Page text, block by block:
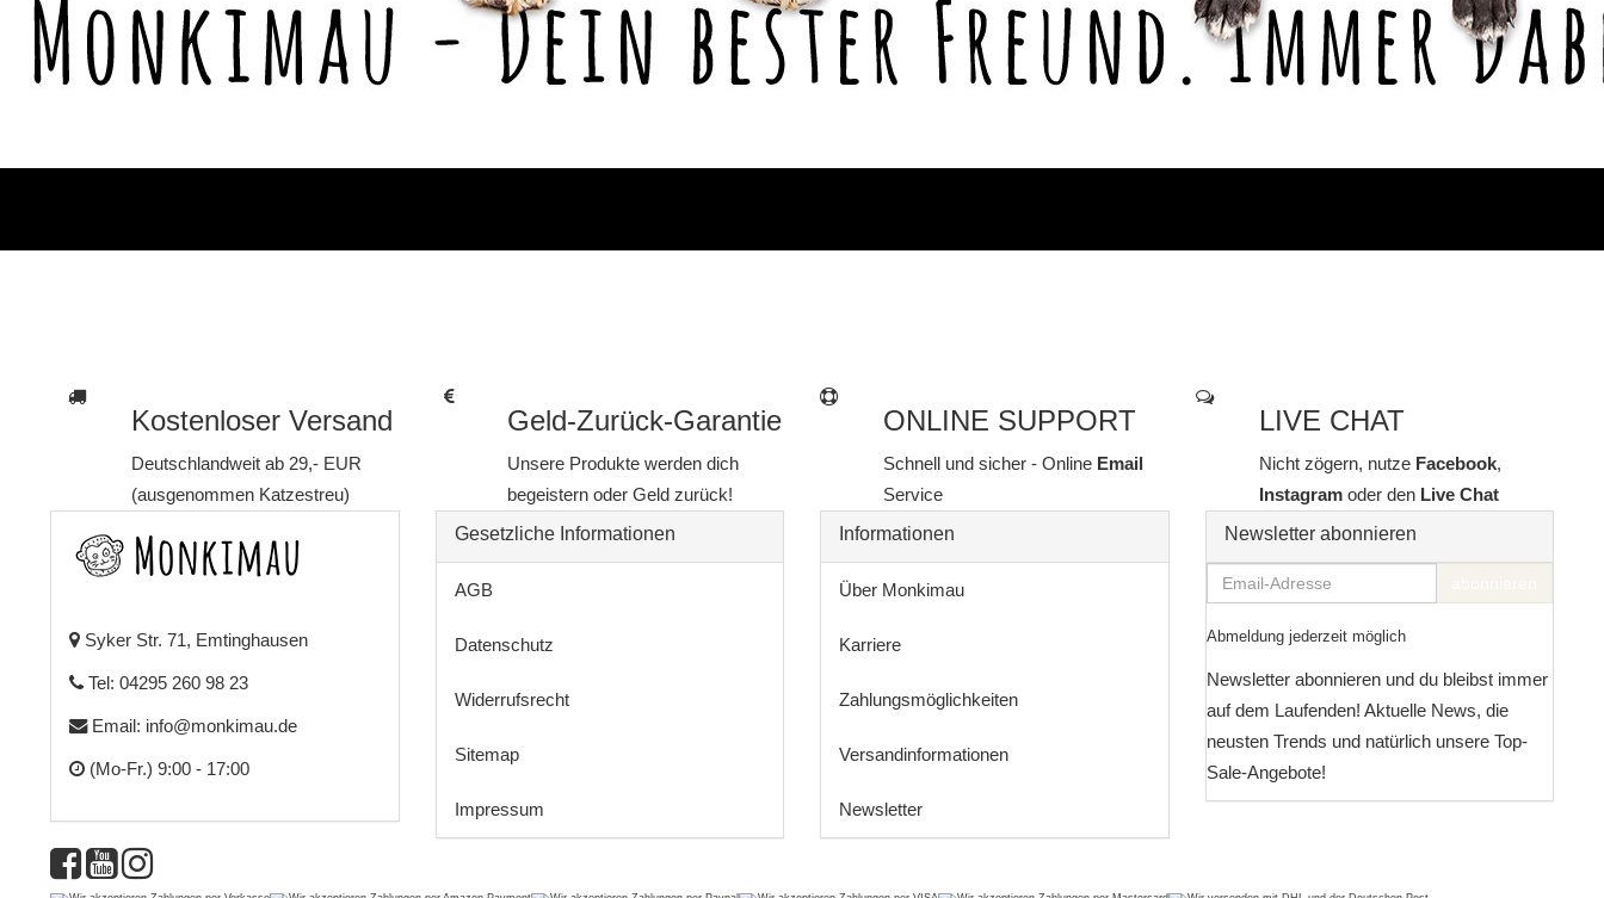
Kostenloser Versand
Deutschlandweit ab 29,- EUR
(ausgenommen Katzestreu)
Geld-Zurück-Garantie
Unsere Produkte werden dich
begeistern oder Geld zurück!
ONLINE SUPPORT
Schnell und sicher - Online Email
Service
LIVE CHAT
Nicht zögern, nutze Facebook,
Instagram oder denLive Chat
Syker Str. 71, Emtinghausen
Tel: 04295 260 98 23
Email: info@monkimau.de
(Mo-Fr.) 9:00 - 17:00
Gesetzliche Informationen
AGB
Datenschutz
Widerrufsrecht
Sitemap
Impressum
Informationen
Über Monkimau
Karriere
Zahlungsmöglichkeiten
Versandinformationen
Newsletter
Newsletter abonnieren
Email-
Adresse
Abmeldung jederzeit möglich
Newsletter abonnieren und du bleibst immer
auf dem Laufenden! Aktuelle News, die
neusten Trends und natürlich unsere Top-
Sale-Angebote!